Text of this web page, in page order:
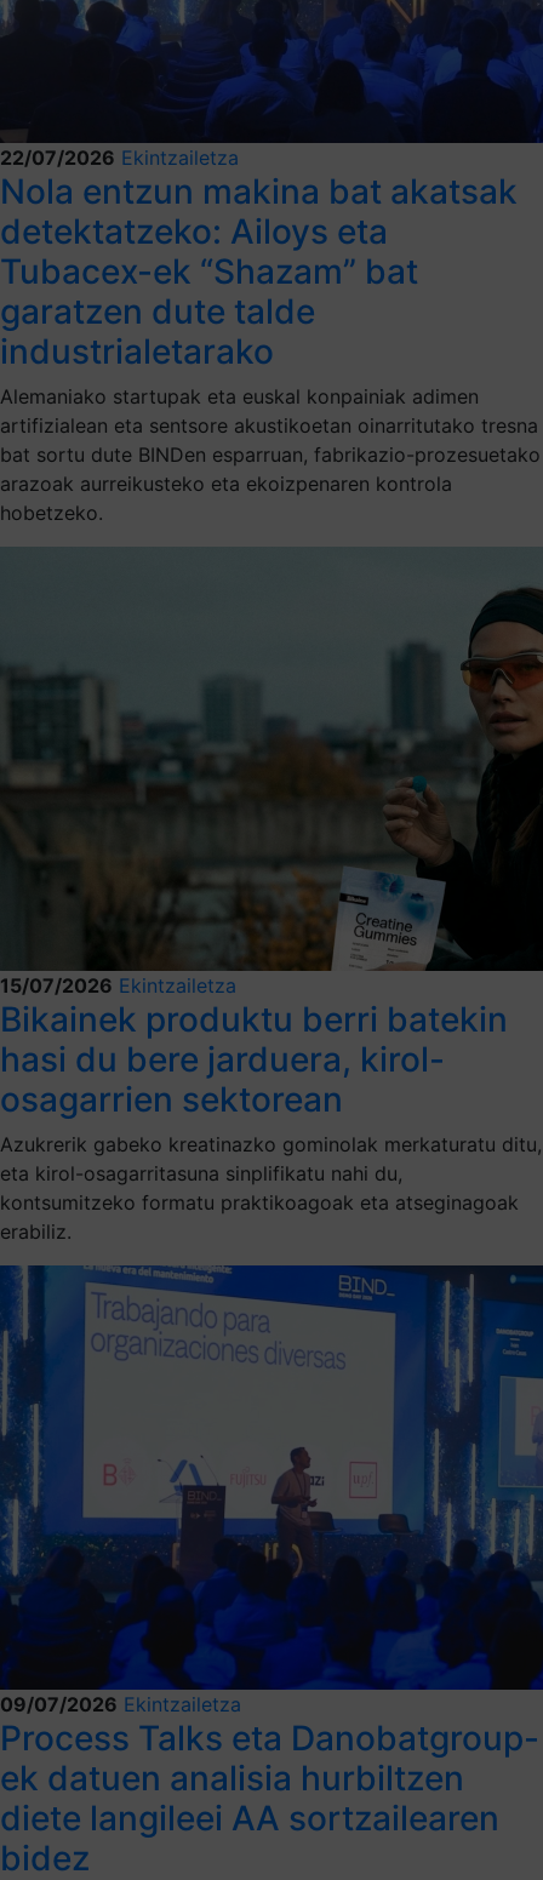
22/07/2026 Ekintzailetza
Nola entzun makina bat akatsak
detektatzeko: Ailoys eta
Tubacex-ek “Shazam” bat
garatzen dute talde
industrialetarako
Alemaniako startupak eta euskal konpainiak adimen
artifizialean eta sentsore akustikoetan oinarritutako tresna
bat sortu dute BINDen esparruan, fabrikazio-prozesuetako
arazoak aurreikusteko eta ekoizpenaren kontrola
hobetzeko.
15/07/2026 Ekintzailetza
Bikainek produktu berri batekin
hasi du bere jarduera, kirol-
osagarrien sektorean
Azukrerik gabeko kreatinazko gominolak merkaturatu ditu,
eta kirol-osagarritasuna sinplifikatu nahi du,
kontsumitzeko formatu praktikoagoak eta atseginagoak
erabiliz.
09/07/2026 Ekintzailetza
Process Talks eta Danobatgroup-
ek datuen analisia hurbiltzen
diete langileei AA sortzailearen
bidez